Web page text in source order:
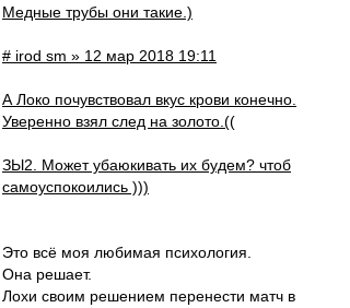
Медные трубы они такие.)
# irod sm » 12 мар 2018 19:11
А Локо почувствовал вкус крови конечно.
Уверенно взял след на золото.((
ЗЫ2. Может убаюкивать их будем? чтоб
самоуспокоились )))
Это всё моя любимая психология.
Она решает.
Лохи своим решением перенести матч в